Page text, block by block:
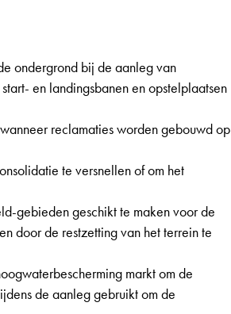
ondergrond bij de aanleg van
en landingsbanen en opstelplaatsen
reclamaties worden gebouwd op
te versnellen of om het
gebieden geschikt te maken voor de
door de restzetting van het terrein te
markt om de
de aanleg gebruikt om de